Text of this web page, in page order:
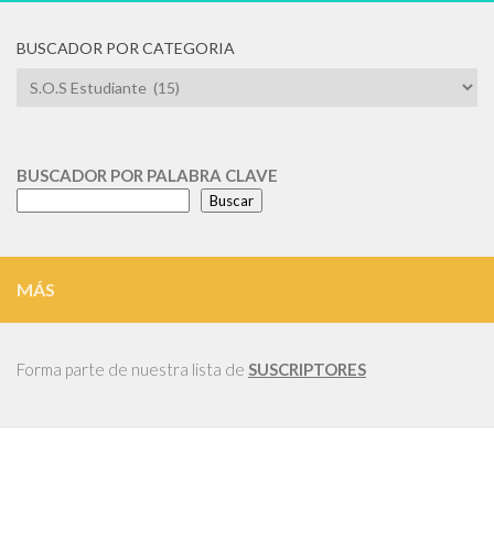
BUSCADOR POR CATEGORIA
BUSCADOR
BUSCADOR POR PALABRA CLAVE
Buscar
MÁS
Forma parte de nuestra lista de SUSCRIPTORES